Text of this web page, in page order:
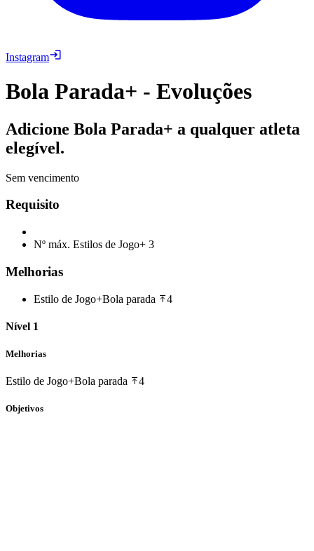
Instagram
Bola Parada+ - Evoluções
Adicione Bola Parada+ a qualquer atleta
elegível.
Sem vencimento
Requisito
Nº máx. Estilos de Jogo+ 3
Melhorias
Estilo de Jogo+Bola parada 4
Nível 1
Melhorias
Estilo de Jogo+Bola parada 4
Objetivos